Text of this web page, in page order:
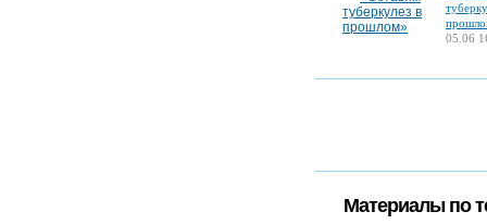
05.06
Материалы по